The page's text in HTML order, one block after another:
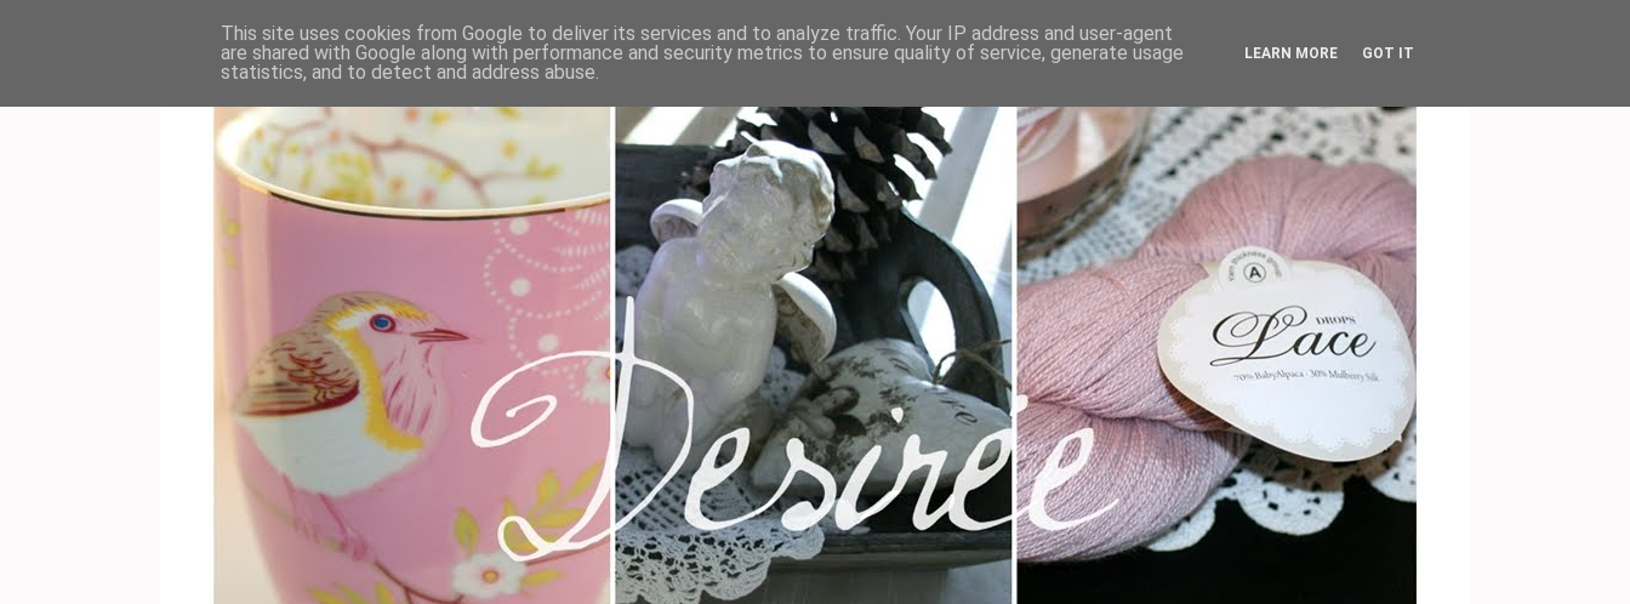
This site uses cookies from Google to deliver its services and to analyze traffic. Your IP address and user-agent
are shared with Google along with performance and security metrics to ensure quality of service, generate usage
statistics, and to detect and address abuse.
LEARN MORE GOT IT